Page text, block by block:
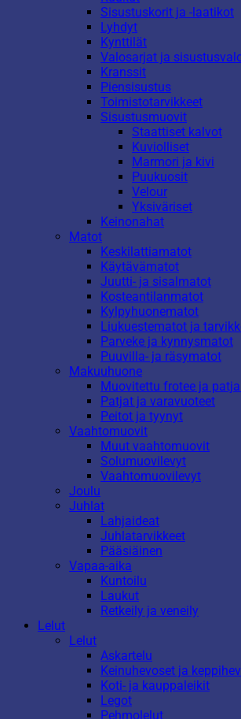
Sisustuskorit ja -laatikot
Lyhdyt
Kynttilät
Valosarjat ja
Kranssit
Piensisustus
Toimistotarvikkeet
Sisustusmuovit
Staattiset kalvot
Kuviolliset
Marmori ja kivi
Puukuosit
Velour
Yksiväriset
Keinonahat
Matot
Keskilattiamatot
Käytävämatot
Juutti- ja sisalmatot
Kosteantilanmatot
Kylpyhuonematot
Liukuestematot ja
Parveke ja kynnysmatot
Puuvilla- ja räsymatot
Makuuhuone
Muovitettu frotee ja
Patjat ja varavuoteet
Peitot ja tyynyt
Vaahtomuovit
Muut vaahtomuovit
Solumuovilevyt
Vaahtomuovilevyt
Joulu
Juhlat
Lahjaideat
Juhlatarvikkeet
Pääsiäinen
Vapaa-aika
Kuntoilu
Laukut
Retkeily ja veneily
Lelut
Lelut
Askartelu
Keinuhevoset ja
Koti- ja kauppaleikit
Legot
Pehmolelut